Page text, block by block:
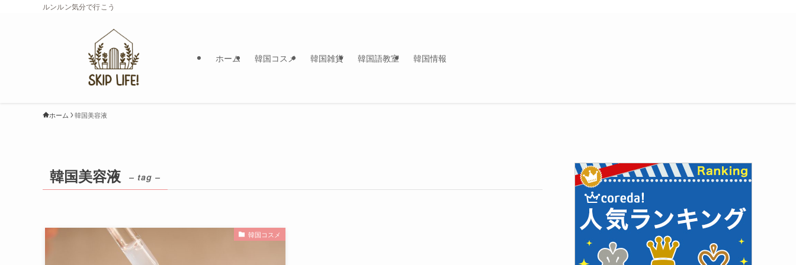
ルンルン気分で行こう
ホーム 韓国コスメ 韓国雑貨 韓国語教室 韓国情報
ホーム 韓国美容液
韓国美容液 – tag –
韓国コスメ